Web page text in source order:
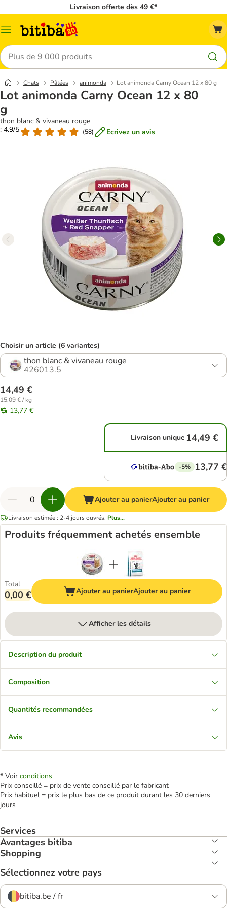
Livraison offerte dès 49 €*
Menu
Rechercher
Chats Pâtées animonda Lot animonda Carny Ocean 12 x 80 g
Lot animonda Carny Ocean 12 x 80
g
thon blanc & vivaneau rouge
: 4.9/5
(58) Ecrivez un avis
Choisir un article (6 variantes)
thon blanc & vivaneau rouge
426013.5
14,49 €
15,09 € / kg
13,77 €
Livraison unique 14,49 €
-5% 13,77 €
Ajouter au panierAjouter au panier
Livraison estimée : 2-4 jours ouvrés. Plus...
Produits fréquemment achetés ensemble
Total
0,00 € Ajouter au panierAjouter au panier
Afficher les détails
Description du produit
Composition
Quantités recommandées
Avis
* Voir conditions
Prix conseillé = prix de vente conseillé par le fabricant
Prix habituel = prix le plus bas de ce produit durant les 30 derniers
jours
Services
Avantages bitiba
Shopping
Sélectionnez votre pays
bitiba.be / fr